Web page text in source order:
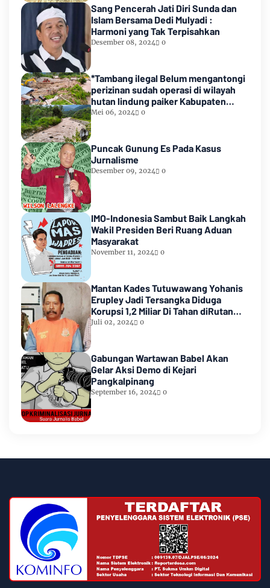
Sang Pencerah Jati Diri Sunda dan
Islam Bersama Dedi Mulyadi :
Harmoni yang Tak Terpisahkan
Desember 08, 2024 0
*Tambang ilegal Belum mengantongi
perizinan sudah operasi di wilayah
hutan lindung paiker Kabupaten
Empat lawang Sumsel*
Mei 06, 2024 0
Puncak Gunung Es Pada Kasus
Jurnalisme
Desember 09, 2024 0
IMO-Indonesia Sambut Baik Langkah
Wakil Presiden Beri Ruang Aduan
Masyarakat
November 11, 2024 0
Mantan Kades Tutuwawang Yohanis
Erupley Jadi Tersangka Diduga
Korupsi 1,2 Miliar Di Tahan diRutan
Waiheru
Juli 02, 2024 0
Gabungan Wartawan Babel Akan
Gelar Aksi Demo di Kejari
Pangkalpinang
September 16, 2024 0